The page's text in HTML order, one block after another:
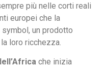
più nelle corti reali
europei che la
un prodotto
loro ricchezza.
che inizia